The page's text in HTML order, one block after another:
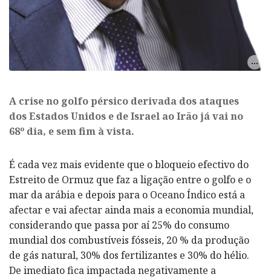
A crise no golfo pérsico derivada dos ataques
dos Estados Unidos e de Israel ao Irão já vai no
68º dia, e sem fim à vista.
É cada vez mais evidente que o bloqueio efectivo do
Estreito de Ormuz que faz a ligação entre o golfo e o
mar da arábia e depois para o Oceano Índico está a
afectar e vai afectar ainda mais a economia mundial,
considerando que passa por aí 25% do consumo
mundial dos combustíveis fósseis, 20 % da produção
de gás natural, 30% dos fertilizantes e 30% do hélio.
De imediato fica impactada negativamente a